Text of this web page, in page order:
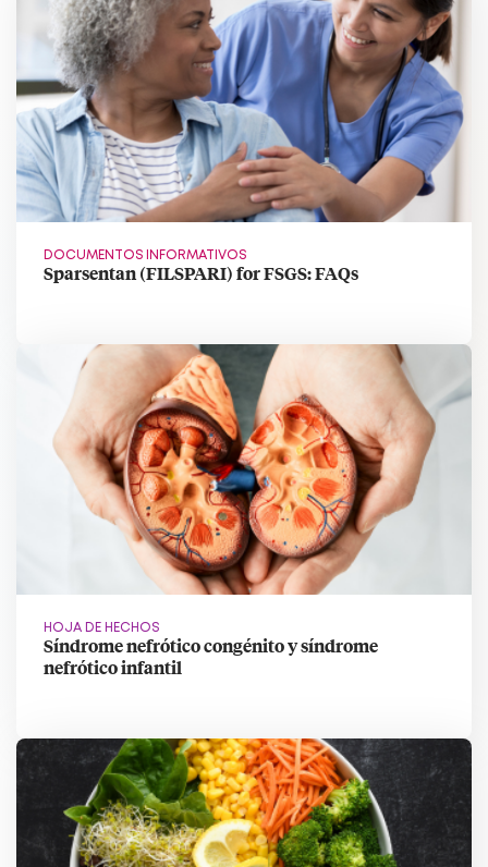
DOCUMENTOS INFORMATIVOS
Sparsentan (FILSPARI) for FSGS: FAQs
HOJA DE HECHOS
Síndrome nefrótico congénito y síndrome
nefrótico infantil